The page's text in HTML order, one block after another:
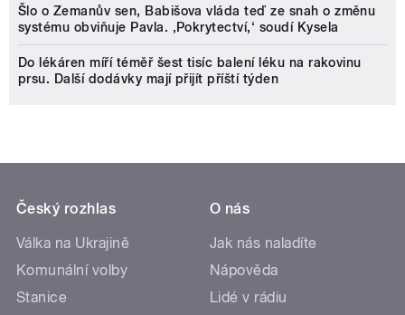
Šlo o Zemanův sen, Babišova vláda teď ze snah o změnu
systému obviňuje Pavla. ‚Pokrytectví,‘ soudí Kysela
Do lékáren míří téměř šest tisíc balení léku na rakovinu
prsu. Další dodávky mají přijít příští týden
Český rozhlas
Válka na Ukrajině
Komunální volby
Stanice
O nás
Jak nás naladíte
Nápověda
Lidé v rádiu